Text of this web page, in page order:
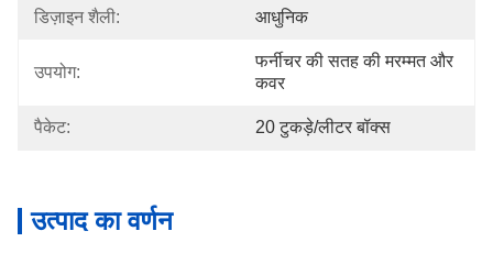
डिज़ाइन शैली: आधुनिक
उपयोग:
फर्नीचर की सतह की मरम्मत और
कवर
पैकेट: 20 टुकड़े/लीटर बॉक्स
उत्पाद का वर्णन